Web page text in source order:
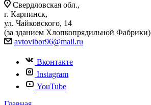
Свердловская обл.,
г. Карпинск,
ул. Чайковского, 14
(за зданием Хлопкопрядильной Фабрики)
avtovibor96@mail.ru
Вконтакте
Instagram
YouTube